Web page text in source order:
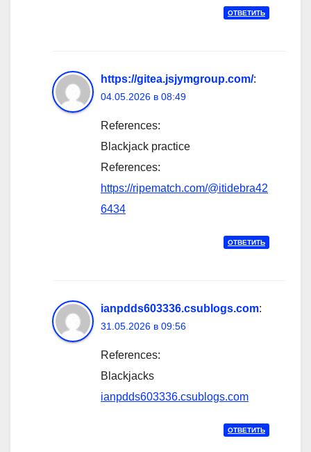
ОТВЕТИТЬ
https://gitea.jsjymgroup.com/:
04.05.2026 в 08:49
References:
Blackjack practice
References:
https://ripematch.com/@itidebra42
6434
ОТВЕТИТЬ
ianpdds603336.csublogs.com:
31.05.2026 в 09:56
References:
Blackjacks
ianpdds603336.csublogs.com
ОТВЕТИТЬ